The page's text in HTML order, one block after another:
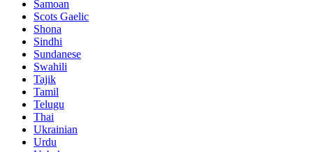
Samoan
Scots Gaelic
Shona
Sindhi
Sundanese
Swahili
Tajik
Tamil
Telugu
Thai
Ukrainian
Urdu